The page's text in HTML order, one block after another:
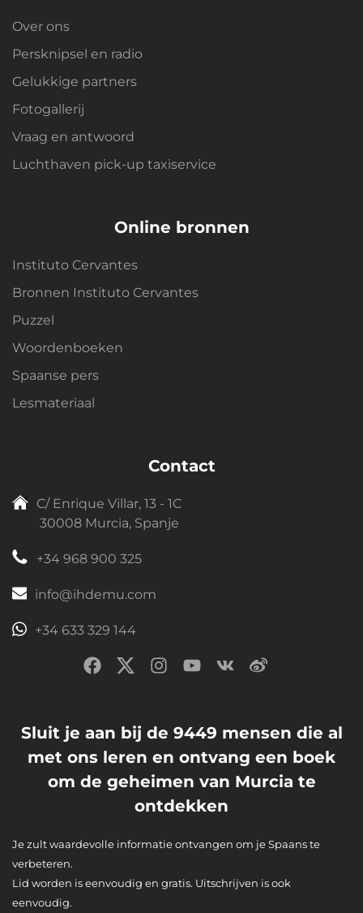
Over ons
Persknipsel en radio
Gelukkige partners
Fotogallerij
Vraag en antwoord
Luchthaven pick-up taxiservice
Online bronnen
Instituto Cervantes
Bronnen Instituto Cervantes
Puzzel
Woordenboeken
Spaanse pers
Lesmateriaal
Contact
C/ Enrique Villar, 13 - 1C
30008 Murcia, Spanje
+34 968 900 325
info@ihdemu.com
+34 633 329 144
Sluit je aan bij de 9449 mensen die al
met ons leren en ontvang een boek
om de geheimen van Murcia te
ontdekken
Je zult waardevolle informatie ontvangen om je Spaans te
verbeteren.
Lid worden is eenvoudig en gratis. Uitschrijven is ook
eenvoudig.